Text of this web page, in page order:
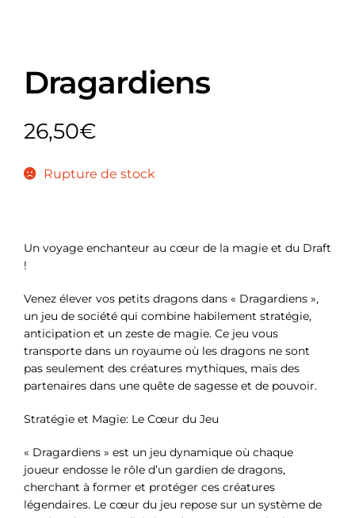
Dragardiens
26,50€
Rupture de stock
Un voyage enchanteur au cœur de la magie et du Draft
!
Venez élever vos petits dragons dans « Dragardiens »,
un jeu de société qui combine habilement stratégie,
anticipation et un zeste de magie. Ce jeu vous
transporte dans un royaume où les dragons ne sont
pas seulement des créatures mythiques, mais des
partenaires dans une quête de sagesse et de pouvoir.
Stratégie et Magie: Le Cœur du Jeu
« Dragardiens » est un jeu dynamique où chaque
joueur endosse le rôle d’un gardien de dragons,
cherchant à former et protéger ces créatures
légendaires. Le cœur du jeu repose sur un système de